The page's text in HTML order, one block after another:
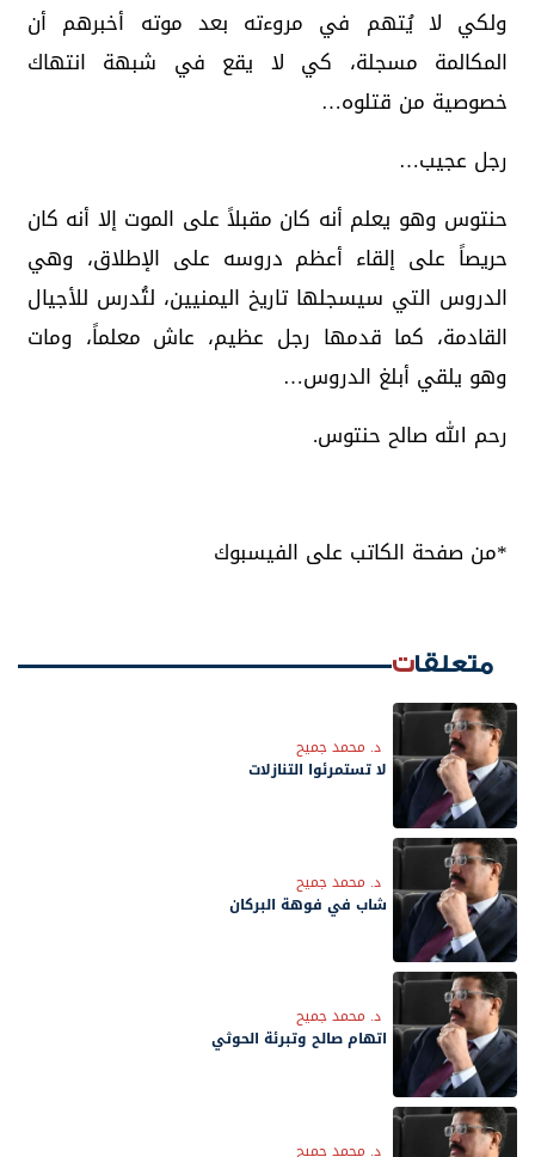
ولكي لا يُتهم في مروءته بعد موته أخبرهم أن
المكالمة مسجلة، كي لا يقع في شبهة انتهاك
خصوصية من قتلوه…
رجل عجيب…
حنتوس وهو يعلم أنه كان مقبلاً على الموت إلا أنه كان
حريصاً على إلقاء أعظم دروسه على الإطلاق، وهي
الدروس التي سيسجلها تاريخ اليمنيين، لتُدرس للأجيال
القادمة، كما قدمها رجل عظيم، عاش معلماً، ومات
وهو يلقي أبلغ الدروس…
رحم الله صالح حنتوس.
*من صفحة الكاتب على الفيسبوك
متعلقات
د. محمد جميح
لا تستمرئوا التنازلات
د. محمد جميح
شاب في فوهة البركان
د. محمد جميح
اتهام صالح وتبرئة الحوثي
د. محمد جميح